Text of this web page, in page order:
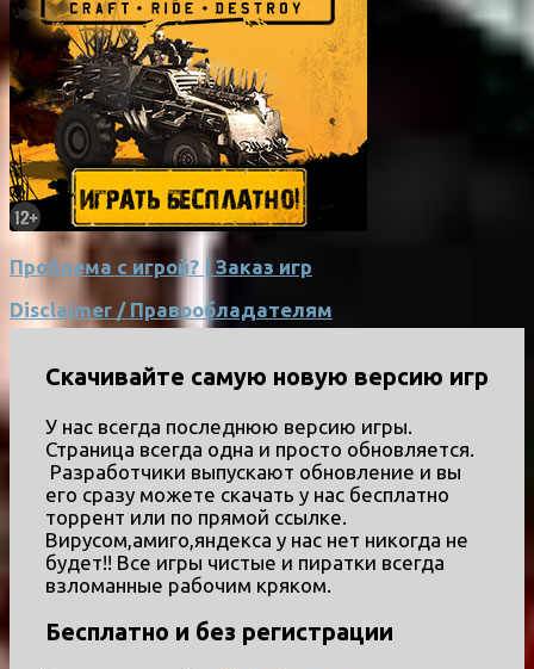
Проблема с игрой? | Заказ игр
Disclaimer / Правообладателям
Скачивайте самую новую версию игр
У нас всегда последнюю версию игры.
Страница всегда одна и просто обновляется.
Разработчики выпускают обновление и вы
его сразу можете скачать у нас бесплатно
торрент или по прямой ссылке.
Вирусом,амиго,яндекса у нас нет никогда не
будет!! Все игры чистые и пиратки всегда
взломанные рабочим кряком.
Бесплатно и без регистрации